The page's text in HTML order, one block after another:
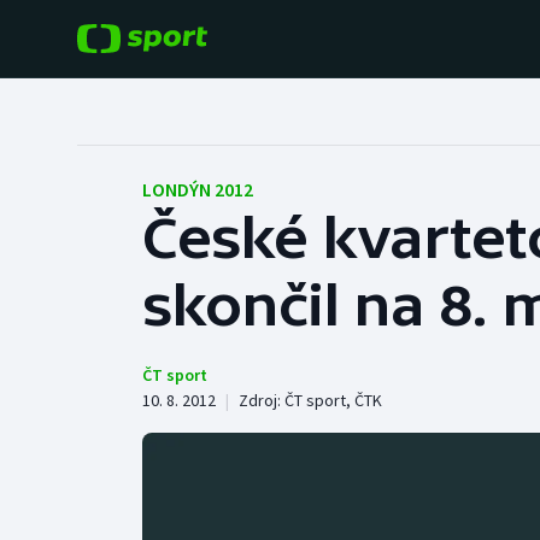
Hokej
Tenis
Cyklistika
Baseball a softbal
Basketbal
Boby a skeleton
LONDÝN 2012
České
skončil na 8.
ČT sport
10. 8. 2012 | Zdroj: ČT sport, ČTK